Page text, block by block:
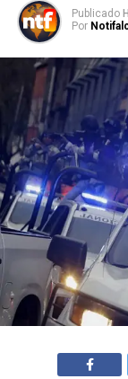
Publicado
Por